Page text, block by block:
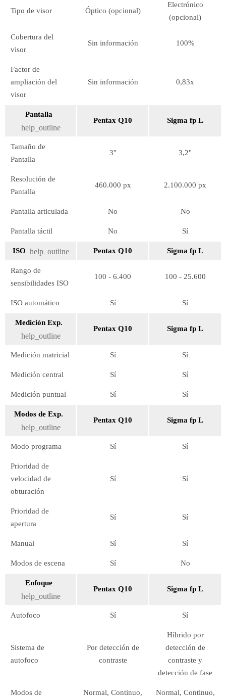
Tipo de visor Óptico (opcional)
Electrónico
(opcional)
Cobertura del
visor
Sin información 100%
Factor de
ampliación del
visor
Sin información 0,83x
Pantalla
help_outline
Pentax Q10 Sigma fp L
Tamaño de
Pantalla
3'' 3,2''
Resolución de
Pantalla
460.000 px 2.100.000 px
Pantalla articulada No No
Pantalla táctil No Sí
ISO help_outline Pentax Q10 Sigma fp L
Rango de
sensibilidades ISO
100 - 6.400 100 - 25.600
ISO automático Sí Sí
Medición Exp.
help_outline
Pentax Q10 Sigma fp L
Medición matricial Sí Sí
Medición central Sí Sí
Medición puntual Sí Sí
Modos de Exp.
help_outline
Pentax Q10 Sigma fp L
Modo programa Sí Sí
Prioridad de
velocidad de
obturación
Sí Sí
Prioridad de
apertura
Sí Sí
Manual Sí Sí
Modos de escena Sí No
Enfoque
help_outline
Pentax Q10 Sigma fp L
Autofoco Sí Sí
Sistema de
autofoco
Por detección de
contraste
Híbrido por
detección de
contraste y
detección de fase
Modos de Normal, Continuo, Normal, Continuo,